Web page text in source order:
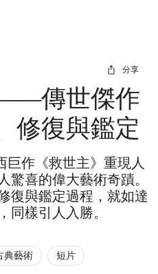
分享
——傳世傑作
修復與鑑定
巨作《救世主》重現人
驚喜的偉大藝術奇蹟。
復與鑑定過程，就如達
同樣引人入勝。
典藝術 短片